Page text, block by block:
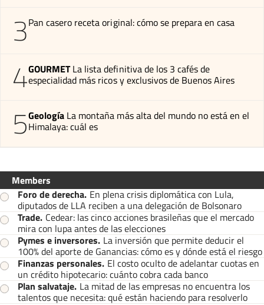
3Pan casero receta original: cómo se prepara en casa
4GOURMET La lista definitiva de los 3 cafés de
especialidad más ricos y exclusivos de Buenos Aires
5Geología La montaña más alta del mundo no está en el
Himalaya: cuál es
Members
Foro de derecha. En plena crisis diplomática con Lula,
diputados de LLA reciben a una delegación de Bolsonaro
Trade. Cedear: las cinco acciones brasileñas que el mercado
mira con lupa antes de las elecciones
Pymes e inversores. La inversión que permite deducir el
100% del aporte de Ganancias: cómo es y dónde está el riesgo
Finanzas personales. El costo oculto de adelantar cuotas en
un crédito hipotecario: cuánto cobra cada banco
Plan salvataje. La mitad de las empresas no encuentra los
talentos que necesita: qué están haciendo para resolverlo